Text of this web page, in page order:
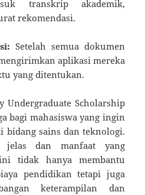
transkrip akademik,
rekomendasi.
Setelah semua dokumen
aplikasi mereka
yang ditentukan.
Undergraduate Scholarship
bagi mahasiswa yang ingin
bidang sains dan teknologi.
jelas dan manfaat yang
tidak hanya membantu
pendidikan tetapi juga
keterampilan dan